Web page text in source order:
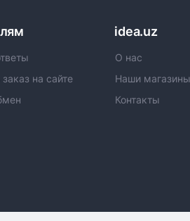
на сайте
idea.uz
О нас
Наши магазины
Контакты